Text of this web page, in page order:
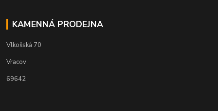
KAMENNÁ PRODEJNA
Vlkošská 70
Vracov
69642